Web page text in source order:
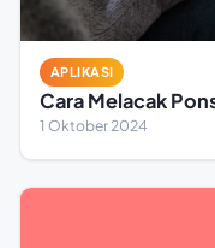
APLIKASI
Cara Melacak
1 Oktober 2024